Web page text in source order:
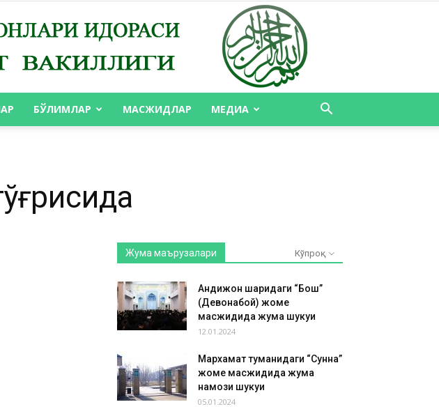
БЎЛИМЛАР МАСЖИДЛАР МЕДИА
Жума маърузалари Кўпроқ
Андижон шаҳридаги “Бош”
(Девонабой) жоме
масжидида жума шукуҳи
12.01.2024
Мархамат туманидаги “Сунна”
жоме масжидида жума
намози шукуҳи
05.01.2024